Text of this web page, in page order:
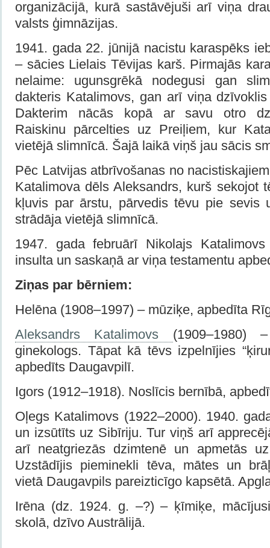
organizācijā, kurā sastāvējuši arī viņa
valsts ģimnāzijas.
1941. gada 22. jūnijā nacistu karaspēks
– sācies Lielais Tēvijas karš. Pirmajās
nelaime: ugunsgrēkā nodegusi gan
dakteris Katalimovs, gan arī viņa
Dakterim nācās kopā ar savu otro
Raiskinu pārcelties uz Preiļiem, kur
vietējā slimnīcā. Šajā laikā viņš jau sācis
Pēc Latvijas atbrīvošanas no
Katalimova dēls Aleksandrs, kurš sekojot
kļuvis par ārstu, pārvedis tēvu pie sevis
strādāja vietējā slimnīcā.
1947. gada februārī Nikolajs
insulta un saskaņā ar viņa testamentu
Ziņas par bērniem:
Helēna (1908–1997) – mūziķe, apbedīta
Aleksandrs Katalimovs (1909–1980)
ginekologs. Tāpat kā tēvs izpelnījies
apbedīts Daugavpilī.
Igors (1912–1918). Noslīcis bernībā,
Oļegs Katalimovs (1922–2000). 1940.
un izsūtīts uz Sibīriju. Tur viņš arī
arī neatgriezās dzimtenē un apmetās
Uzstādījis pieminekli tēva, mātes un
vietā Daugavpils pareizticīgo kapsētā.
Irēna (dz. 1924. g. –?) – ķīmiķe,
skolā, dzīvo Austrālijā.